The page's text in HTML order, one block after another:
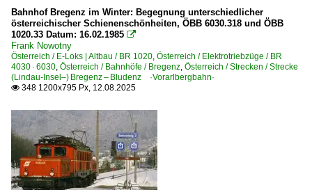
Doppelstock-Mittelwagen 26-29, 26-33 ·Siemens, SGP·
Doppelstock-Steuerwagen 86-33 ·Siemens SGP SKV·
Personenwagen | Steuerwagen
RailJet -Steuerwagen 80-90
Planzüge | Züge mit Namen
CityAirportTrain
Transalpin
Bahnhof Bregenz im Winter: Begegnung unterschiedlicher
österreichischer Schienenschönheiten, ÖBB 6030.318 und ÖBB
1020.33 Datum: 16.02.1985 
Frank Nowotny
Österreich / E-Loks | Altbau / BR 1020, Österreich / Elektrotriebzüge / BR
4030 · 6030, Österreich / Bahnhöfe / Bregenz, Österreich / Strecken / Strecke
(Lindau-Insel–) Bregenz – Bludenz ·Vorarlbergbahn·
 348 1200x795 Px, 12.08.2025